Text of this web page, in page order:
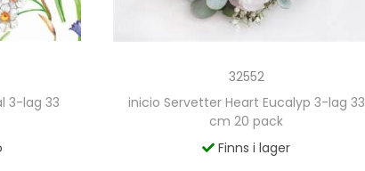
3-lag 33
32552
inicio Servetter Heart Eucalyp 3-lag 33
cm 20 pack
Finns i lager